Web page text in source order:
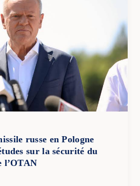
russe en Pologne
sur la sécurité du
l’OTAN